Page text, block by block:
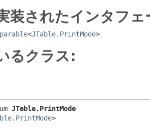
装されたインタフ
<JTable.PrintMode>
るクラス:
JTable.PrintMode
>